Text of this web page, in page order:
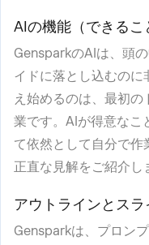
AIの機能（できるこ
GensparkのAIは、頭
イドに落とし込むのに
え始めるのは、最初
業です。AIが得意なこ
て依然として自分で作
正直な見解をご紹介し
アウトラインとス
Gensparkは、プロン